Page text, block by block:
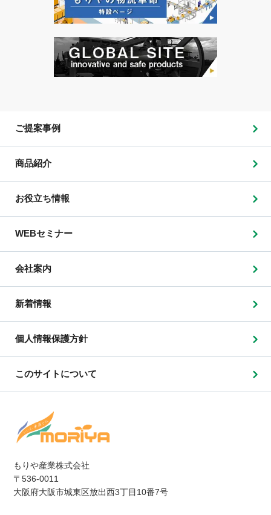
もりや産業株式会社
〒536-0011
大阪府大阪市城東区放出西3丁目10番7号
ご提案事例
商品紹介
お役立ち情報
WEBセミナー
会社案内
新着情報
個人情報保護方針
このサイトについて